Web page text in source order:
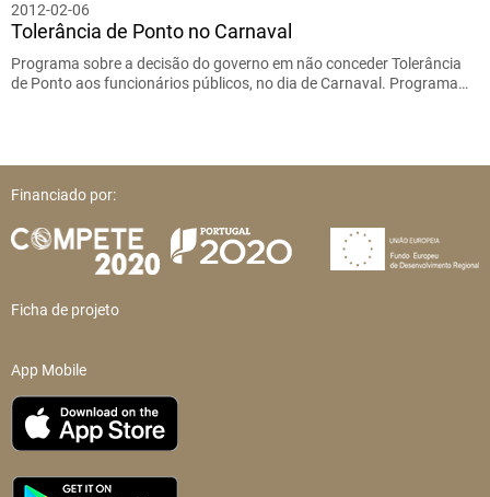
2012-02-06
Tolerância de Ponto no Carnaval
Programa sobre a decisão do governo em não conceder Tolerância
de Ponto aos funcionários públicos, no dia de Carnaval. Programa…
Financiado por:
Ficha de projeto
App Mobile